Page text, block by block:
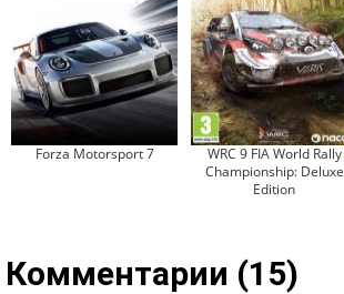
Forza Motorsport 7
WRC 9 FIA World Rally
Championship: Deluxe
Edition
Комментарии (15)